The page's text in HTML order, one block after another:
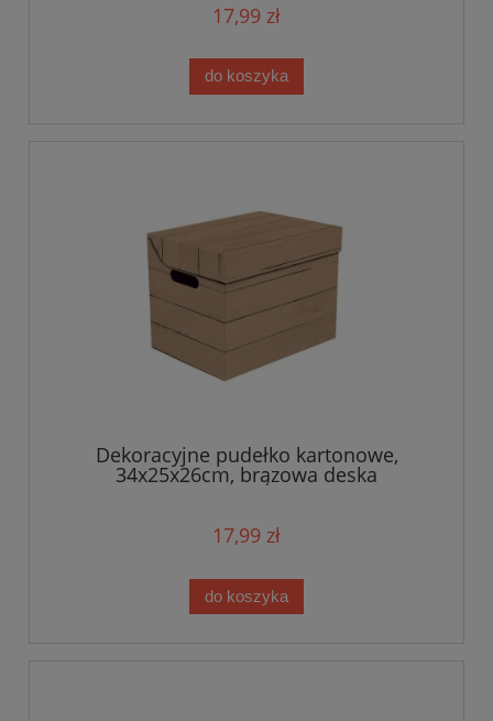
17,99 zł
do koszyka
Dekoracyjne pudełko kartonowe,
34x25x26cm, brązowa deska
17,99 zł
do koszyka